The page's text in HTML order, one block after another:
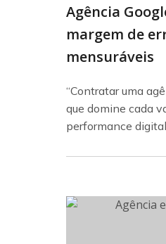
Agência
margem de
mensuráveis
“Contratar uma
que domine cada
performance